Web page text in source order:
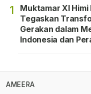
1
Muktamar XI Himi
Tegaskan
Gerakan dalam
Indonesia dan
AMEERA